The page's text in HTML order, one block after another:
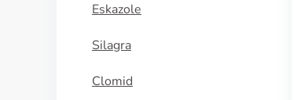
Eskazole
Silagra
Clomid